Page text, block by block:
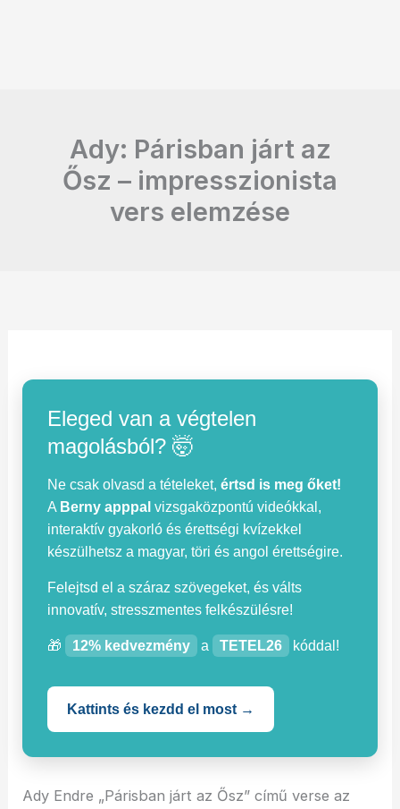
Ady: Párisban járt az
Ősz – impresszionista
vers elemzése
Eleged van a végtelen
magolásból? 🤯
Ne csak olvasd a tételeket,értsd is meg őket!
A Berny apppal vizsgaközpontú videókkal,
interaktív gyakorló és érettségi kvízekkel
készülhetsz a magyar, töri és angol érettségire.
Felejtsd el a száraz szövegeket, és válts
innovatív, stresszmentes felkészülésre!
🎁 12% kedvezmény a TETEL26 kóddal!
Kattints és kezdd el most →
Ady Endre „Párisban járt az Ősz” című verse az